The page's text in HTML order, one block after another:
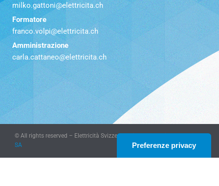
milko.gattoni@elettricita.ch
Formatore
franco.volpi@elettricita.ch
Amministrazione
carla.cattaneo@elettricita.ch
© All rights reserved – Elettricità Svizzera Italiana – website
SA